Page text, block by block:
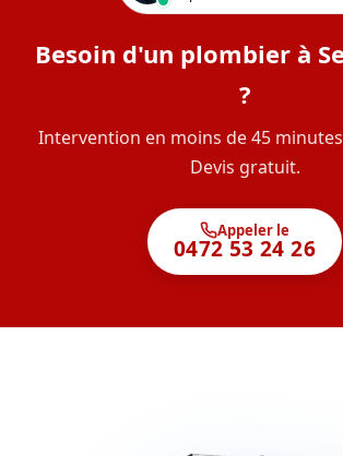
Besoin d'un plombier à
?
Intervention en moins de 45
Devis gratuit.
Appeler le
0472 53 24 26